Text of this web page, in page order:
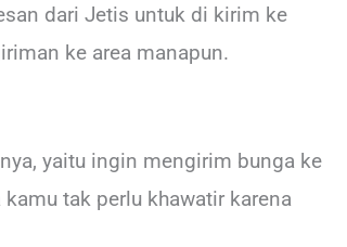
dari Jetis untuk di kirim ke
ke area manapun.
yaitu ingin mengirim bunga ke
tak perlu khawatir karena